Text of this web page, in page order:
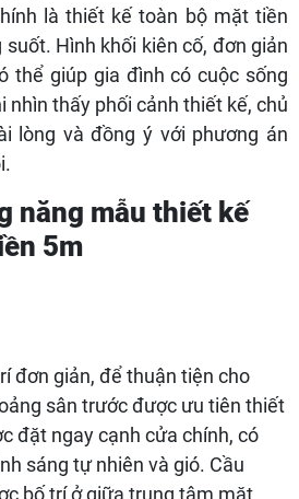
là thiết kế toàn bộ mặt tiền
Hình khối kiên cố, đơn giản
thể giúp gia đình có cuộc sống
nhìn thấy phối cảnh thiết kế, chủ
lòng và đồng ý với phương án
năng mẫu thiết kế
5m
đơn giản, để thuận tiện cho
sân trước được ưu tiên thiết
đặt ngay cạnh cửa chính, có
sáng tự nhiên và gió. Cầu
bố trí ở giữa trung tâm mặt